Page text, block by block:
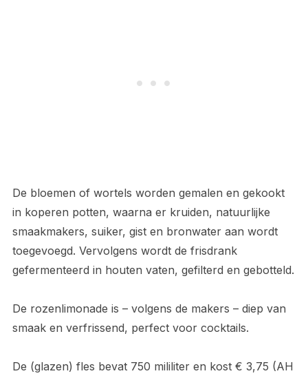
De bloemen of wortels worden gemalen en gekookt
in koperen potten, waarna er kruiden, natuurlijke
smaakmakers, suiker, gist en bronwater aan wordt
toegevoegd. Vervolgens wordt de frisdrank
gefermenteerd in houten vaten, gefilterd en gebotteld.
De rozenlimonade is – volgens de makers – diep van
smaak en verfrissend, perfect voor cocktails.
De (glazen) fles bevat 750 mililiter en kost € 3,75 (AH